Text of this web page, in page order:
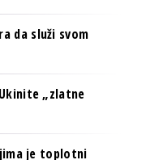
da služi svom
„zlatne
je toplotni